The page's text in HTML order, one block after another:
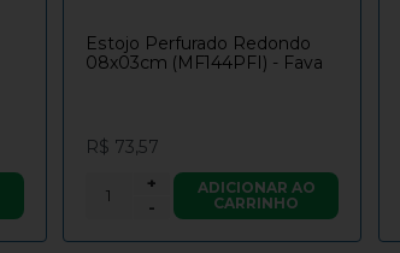
Estojo Perfurado Redondo
08x03cm (MF144PFI) - Fava
R$ 73,57
-
+
ADICIONAR AO
CARRINHO